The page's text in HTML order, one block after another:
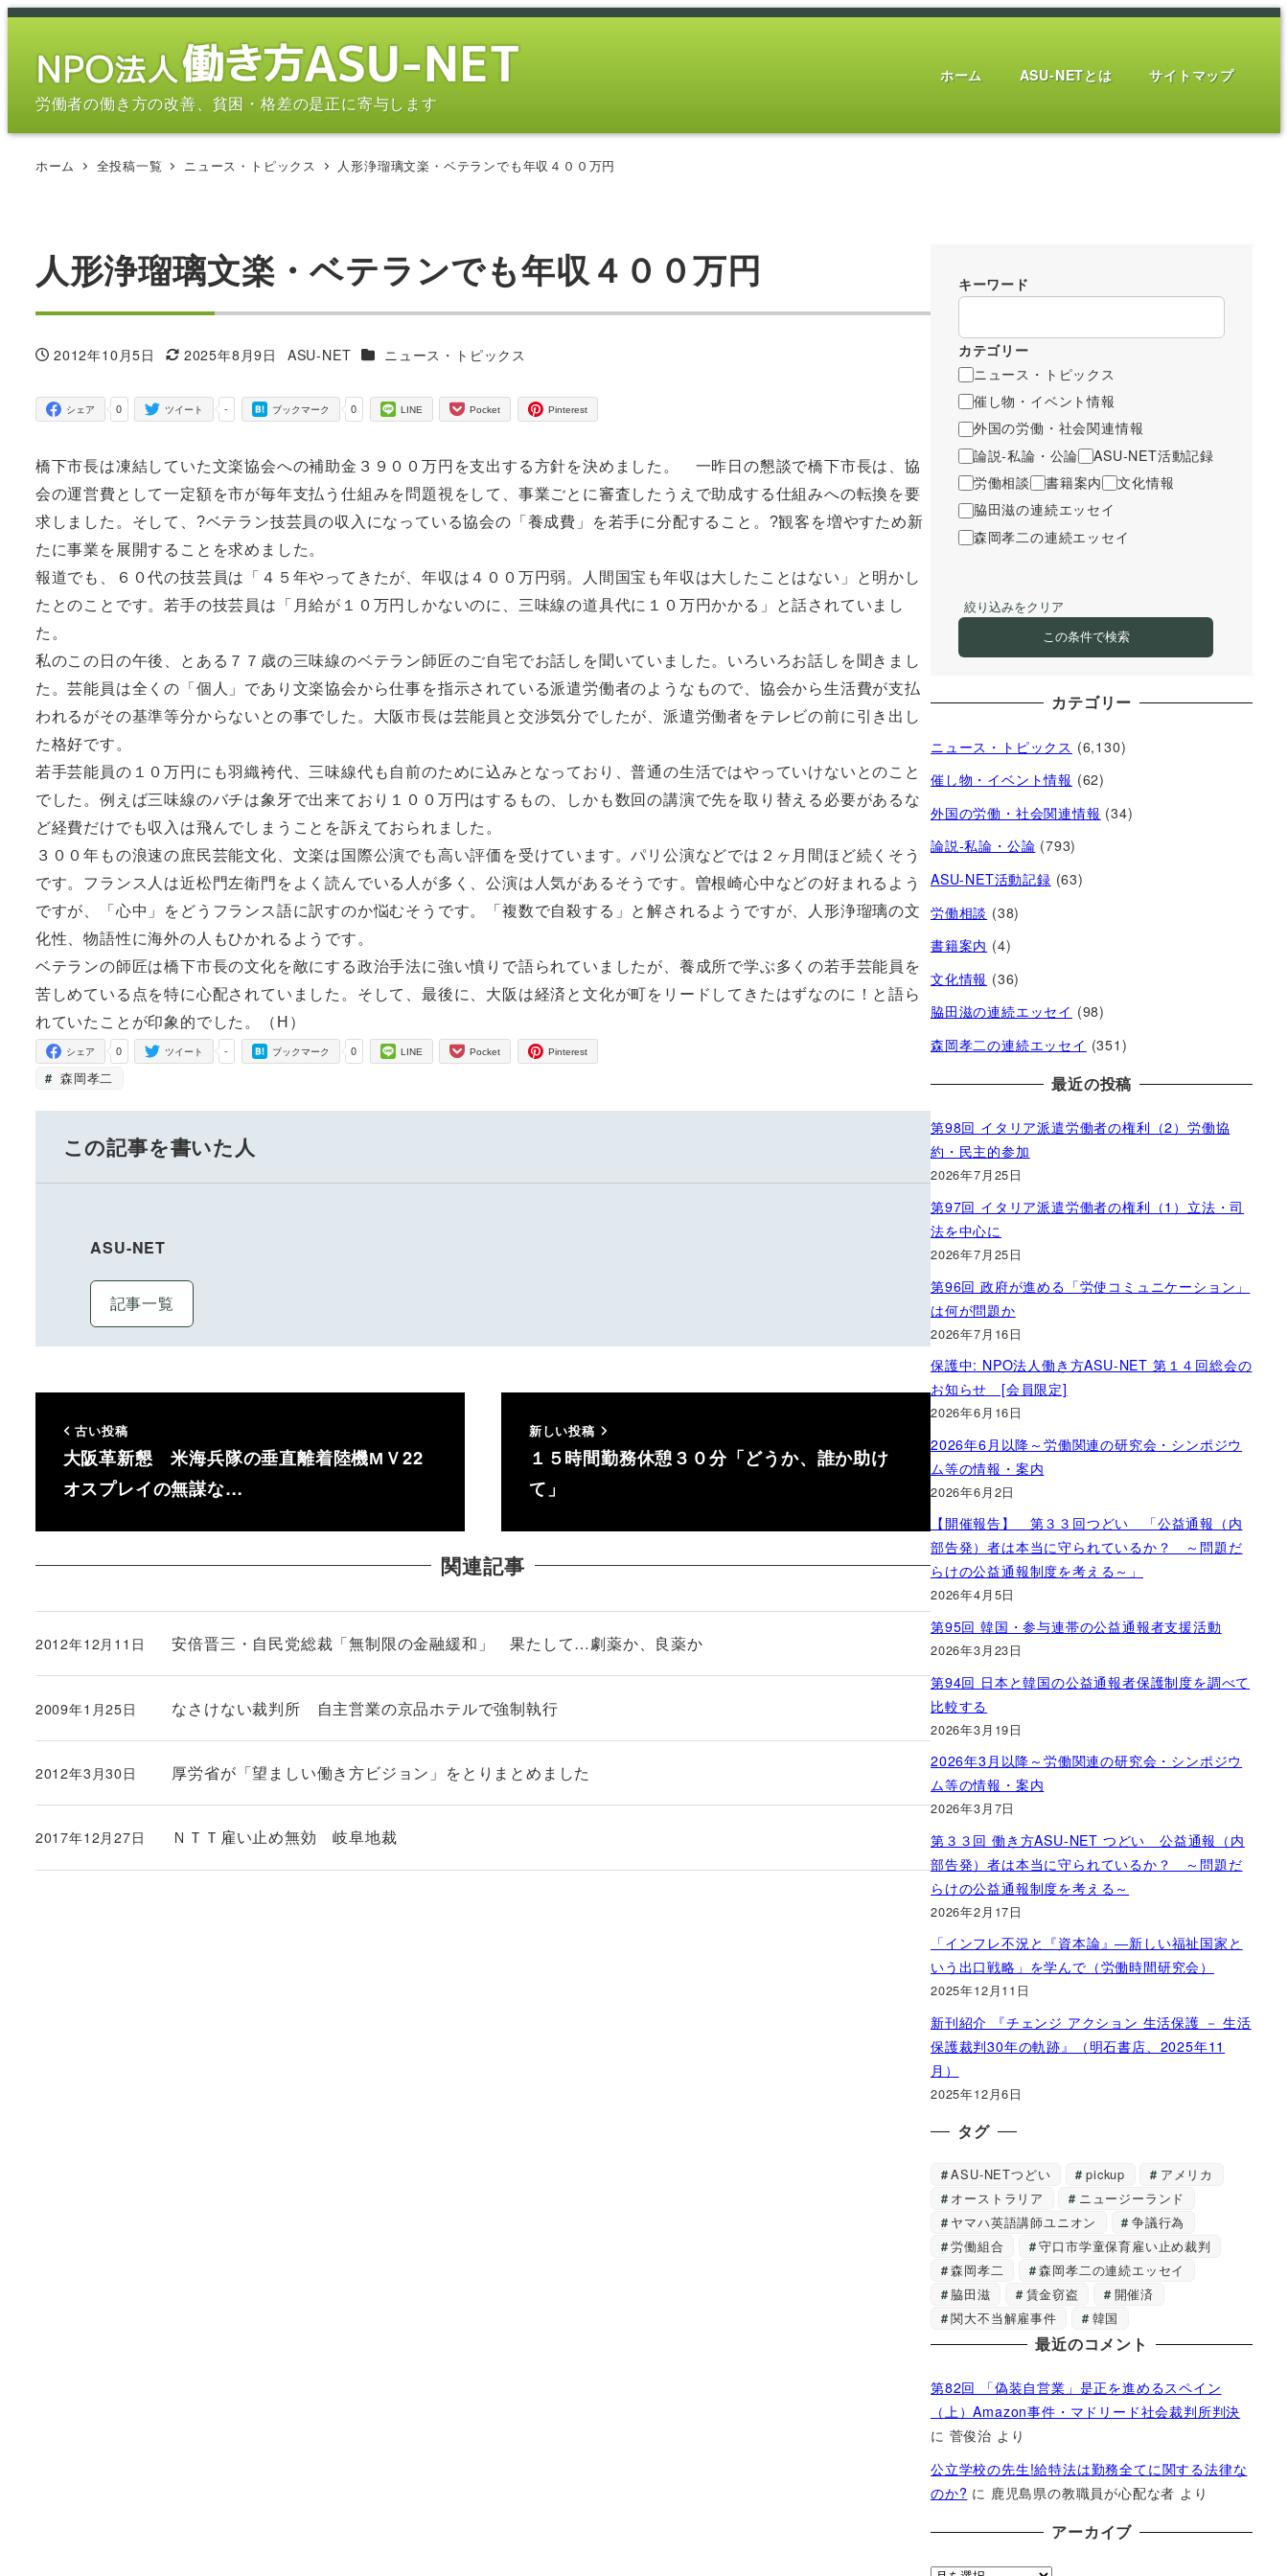
メ
労働者の働き方の改善、貧困・格差の是正に寄与します
ホーム ASU-NETとは サイトマップ
ホーム 全投稿一覧 ニュース・トピックス 人形浄瑠璃文楽・ベテランでも年収４００万円
人形浄瑠璃文楽・ベテランでも年収４００万円
投稿日
2012年10月5日
更新日
2025年8月9日
著
ASU-NET カテゴリー
ニュース・トピックス
0
シェア -
ツイート 0
ブックマーク LINE Pocket Pinterest
橋下市長は凍結していた文楽協会への補助金３９００万円を支出する方針を決めました。 一昨日の懇談で橋下市長は、協
会の運営費として一定額を市が毎年支払う仕組みを問題視をして、事業ごとに審査したうえで助成する仕組みへの転換を要
求しました。そして、?ベテラン技芸員の収入になっている協会の「養成費」を若手に分配すること。?観客を増やすため新
たに事業を展開することを求めました。
報道でも、６０代の技芸員は「４５年やってきたが、年収は４００万円弱。人間国宝も年収は大したことはない」と明かし
たとのことです。若手の技芸員は「月給が１０万円しかないのに、三味線の道具代に１０万円かかる」と話されていまし
た。
私のこの日の午後、とある７７歳の三味線のベテラン師匠のご自宅でお話しを聞いていました。いろいろお話しを聞きまし
た。芸能員は全くの「個人」であり文楽協会から仕事を指示されている派遣労働者のようなもので、協会から生活費が支払
われるがその基準等分からないとの事でした。大阪市長は芸能員と交渉気分でしたが、派遣労働者をテレビの前に引き出し
た格好です。
若手芸能員の１０万円にも羽織袴代、三味線代も自前のために込みとなっており、普通の生活ではやっていけないとのこと
でした。例えば三味線のバチは象牙で出来ており１００万円はするもの、しかも数回の講演で先を取り替える必要があるな
ど経費だけでも収入は飛んでしまうことを訴えておられました。
３００年もの浪速の庶民芸能文化、文楽は国際公演でも高い評価を受けています。パリ公演などでは２ヶ月間ほど続くそう
です。フランス人は近松門左衛門をよく読んでいる人が多く、公演は人気があるそうです。曽根崎心中などの好まれるよう
ですが、「心中」をどうフランス語に訳すのか悩むそうです。「複数で自殺する」と解されるようですが、人形浄瑠璃の文
化性、物語性に海外の人もひかれるようです。
ベテランの師匠は橋下市長の文化を敵にする政治手法に強い憤りで語られていましたが、養成所で学ぶ多くの若手芸能員を
苦しめている点を特に心配されていました。そして、最後に、大阪は経済と文化が町をリードしてきたはずなのに！と語ら
れていたことが印象的でした。（H）
0
シェア -
ツイート 0
ブックマーク LINE Pocket Pinterest
森岡孝二
この記事を書いた人
ASU-NET
記事一覧
古い投稿
大阪革新懇 米海兵隊の垂直離着陸機МＶ22
オスプレイの無謀な…
新しい投稿
１５時間勤務休憩３０分「どうか、誰か助け
て」
関連記事
安倍晋三・自民党総裁「無制限の金融緩和」 果たして…劇薬か、良薬か
投稿日
2012年12月11日
なさけない裁判所 自主営業の京品ホテルで強制執行
投稿日
2009年1月25日
厚労省が「望ましい働き方ビジョン」をとりまとめました
投稿日
2012年3月30日
ＮＴＴ雇い止め無効 岐阜地裁
投稿日
2017年12月27日
キーワード
カテゴリー
ニュース・トピックス
催し物・イベント情報
外国の労働・社会関連情報
論説-私論・公論
ASU-NET活動記録
労働相談
書籍案内
文化情報
脇田滋の連続エッセイ
森岡孝二の連続エッセイ
絞り込みをクリア
この条件で検索
カテゴリー
ニュース・トピックス (6,130)
催し物・イベント情報 (62)
外国の労働・社会関連情報 (34)
論説-私論・公論 (793)
ASU-NET活動記録 (63)
労働相談 (38)
書籍案内 (4)
文化情報 (36)
脇田滋の連続エッセイ (98)
森岡孝二の連続エッセイ (351)
最近の投稿
第98回 イタリア派遣労働者の権利（2）労働協
約・民主的参加
2026年7月25日
第97回 イタリア派遣労働者の権利（1）立法・司
法を中心に
2026年7月25日
第96回 政府が進める「労使コミュニケーション」
は何が問題か
2026年7月16日
保護中: NPO法人働き方ASU-NET 第１４回総会の
お知らせ [会員限定]
2026年6月16日
2026年6月以降～労働関連の研究会・シンポジウ
ム等の情報・案内
2026年6月2日
【開催報告】 第３３回つどい 「公益通報（内
部告発）者は本当に守られているか？ ～問題だ
らけの公益通報制度を考える～」
2026年4月5日
第95回 韓国・参与連帯の公益通報者支援活動
2026年3月23日
第94回 日本と韓国の公益通報者保護制度を調べて
比較する
2026年3月19日
2026年3月以降～労働関連の研究会・シンポジウ
ム等の情報・案内
2026年3月7日
第３３回 働き方ASU-NET つどい 公益通報（内
部告発）者は本当に守られているか？ ～問題だ
らけの公益通報制度を考える～
2026年2月17日
「インフレ不況と『資本論』―新しい福祉国家と
いう出口戦略」を学んで（労働時間研究会）
2025年12月11日
新刊紹介 『チェンジ アクション 生活保護 － 生活
保護裁判30年の軌跡』（明石書店、2025年11
月）
2025年12月6日
タグ
ASU-NETつどい pickup
アメリカ
オーストラリア
ニュージーランド
ヤマハ英語講師ユニオン
争議行為
労働組合
守口市学童保育雇い止め裁判
森岡孝二
森岡孝二の連続エッセイ
脇田滋
賃金窃盗
開催済
関大不当解雇事件
韓国
最近のコメント
第82回 「偽装自営業」是正を進めるスペイン
（上）Amazon事件・マドリード社会裁判所判決
に 菅俊治 より
公立学校の先生!給特法は勤務全てに関する法律な
のか? に 鹿児島県の教職員が心配な者 より
アーカイブ